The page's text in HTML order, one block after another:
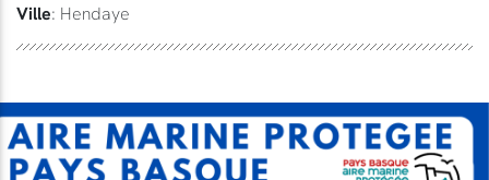
Ville: Hendaye